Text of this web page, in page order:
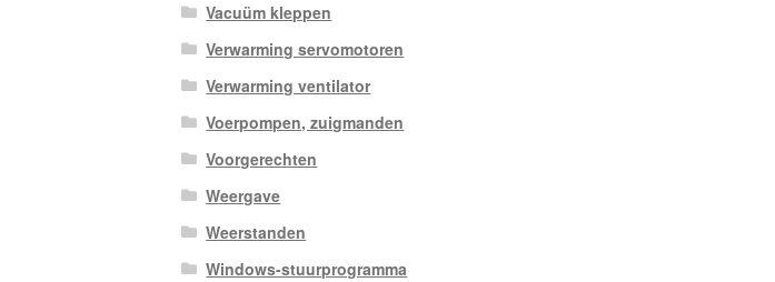
Vacuüm kleppen
Verwarming servomotoren
Verwarming ventilator
Voerpompen, zuigmanden
Voorgerechten
Weergave
Weerstanden
Windows-stuurprogramma